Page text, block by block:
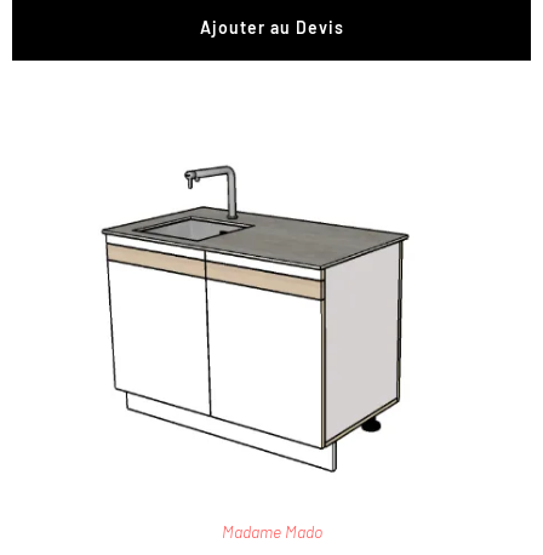
Ajouter au Devis
Madame Mado